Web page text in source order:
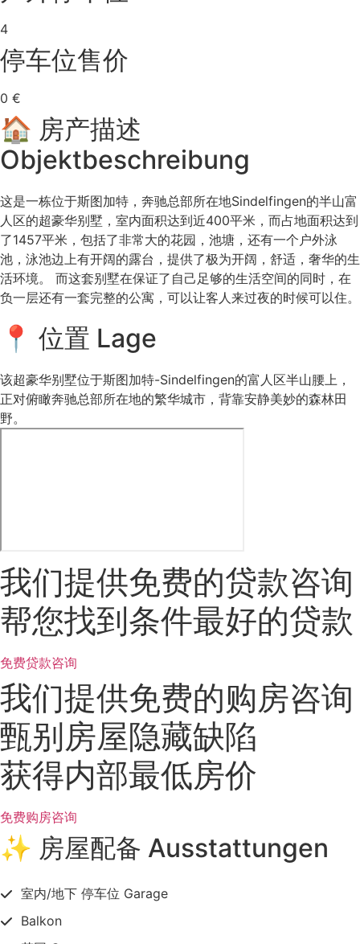
4
停车位售价
0 €
🏠 房产描述
Objektbeschreibung
这是一栋位于斯图加特，奔驰总部所在地Sindelfingen的半山富
人区的超豪华别墅，室内面积达到近400平米，而占地面积达到
了1457平米，包括了非常大的花园，池塘，还有一个户外泳
池，泳池边上有开阔的露台，提供了极为开阔，舒适，奢华的生
活环境。 而这套别墅在保证了自己足够的生活空间的同时，在
负一层还有一套完整的公寓，可以让客人来过夜的时候可以住。
📍 位置 Lage
该超豪华别墅位于斯图加特-Sindelfingen的富人区半山腰上，
正对俯瞰奔驰总部所在地的繁华城市，背靠安静美妙的森林田
野。
我们提供免费的贷款咨询
帮您找到条件最好的贷款
免费贷款咨询
我们提供免费的购房咨询
甄别房屋隐藏缺陷
获得内部最低房价
免费购房咨询
✨ 房屋配备 Ausstattungen
室内/地下 停车位 Garage
Balkon